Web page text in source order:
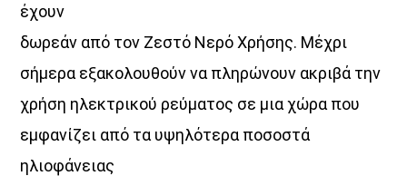
έχουν
δωρεάν από τον Ζεστό Νερό Χρήσης. Μέχρι
σήμερα εξακολουθούν να πληρώνουν ακριβά την
χρήση ηλεκτρικού ρεύματος σε μια χώρα που
εμφανίζει από τα υψηλότερα ποσοστά
ηλιοφάνειας